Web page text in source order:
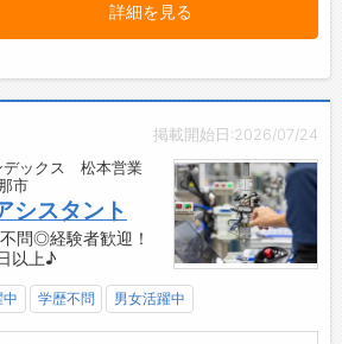
：屋外
！簡単受取！日払い即日払い対応！
点はいつでもご相談ください！
!!フォロー体制もバッチリ
自宅からお電話で可能です◎
詳細を見る
掲載開始日:2026/07/24
デックス 松本営業
市
シスタント
問◎経験者歓迎！
以上♪
中 学歴不問 男女活躍中